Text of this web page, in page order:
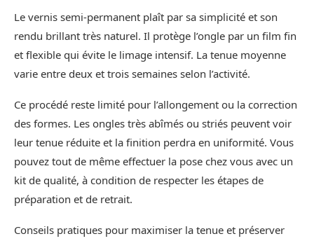
Le vernis semi‑permanent plaît par sa simplicité et son
rendu brillant très naturel. Il protège l’ongle par un film fin
et flexible qui évite le limage intensif. La tenue moyenne
varie entre deux et trois semaines selon l’activité.
Ce procédé reste limité pour l’allongement ou la correction
des formes. Les ongles très abîmés ou striés peuvent voir
leur tenue réduite et la finition perdra en uniformité. Vous
pouvez tout de même effectuer la pose chez vous avec un
kit de qualité, à condition de respecter les étapes de
préparation et de retrait.
Conseils pratiques pour maximiser la tenue et préserver